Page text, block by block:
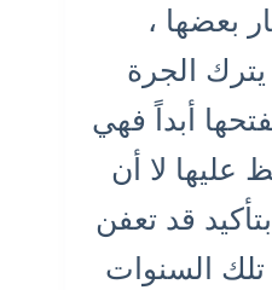
بعضها ،
الجرة
أبداً فهي
عليها لا أن
قد تعفن
تلك السنوات